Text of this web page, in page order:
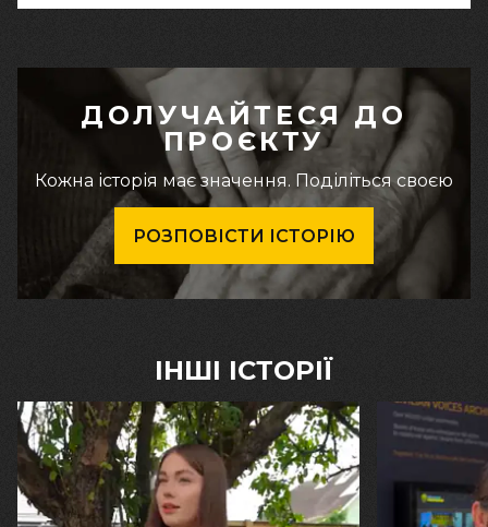
ДОЛУЧАЙТЕСЯ ДО
ПРОЄКТУ
Кожна історія має значення. Поділіться своєю
РОЗПОВІСТИ ІСТОРІЮ
ІНШІ ІСТОРІЇ